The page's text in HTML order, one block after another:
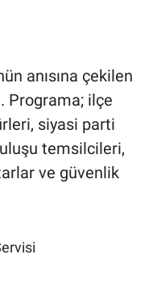
anısına çekilen
Programa; ilçe
siyasi parti
temsilcileri,
ve güvenlik